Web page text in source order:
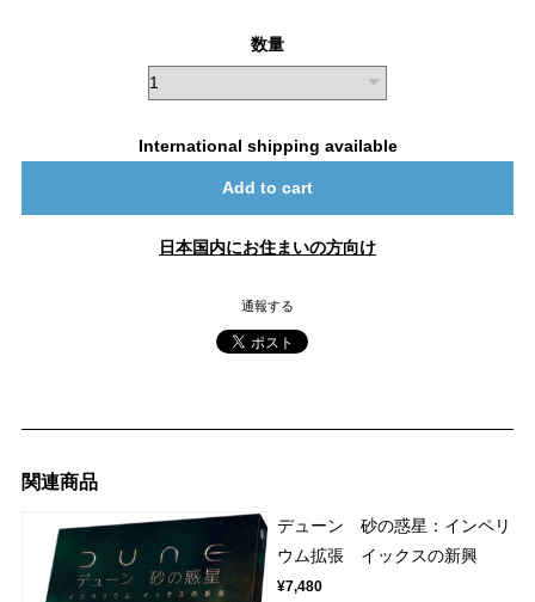
数量
International shipping available
Add to cart
日本国内にお住まいの方向け
通報する
関連商品
デューン 砂の惑星：インペリ
ウム拡張 イックスの新興
¥7,480